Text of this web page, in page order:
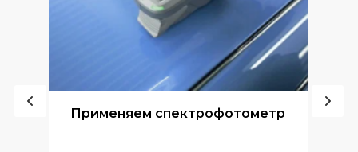
Применяем спектрофотометр